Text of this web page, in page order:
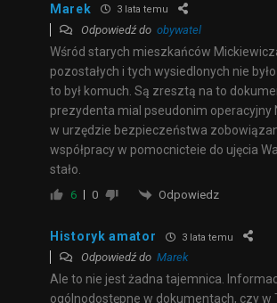
Marek 3 lata temu
Odpowiedź do obywatel
Wśród starych mieszkańców
pozostałych i tych wysiedlonych nie
to był komuch. Są zresztą na to
prezydenta mial pseudonim operacyjny
w urzędzie bezpieczeństwa
współpracy w pomocnicteie do ujęcia
stało.
6 0 Odpowiedz
Historyk amator 3 lata temu
Odpowiedź do Marek
Ale to nie jest żadna tajemnica.
ogólnodostępne w dokumentach, czy w